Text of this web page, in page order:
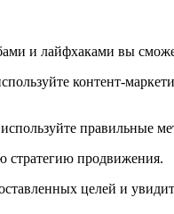
и лайфхаками вы
контент-
правильные
стратегию продвижения.
целей и